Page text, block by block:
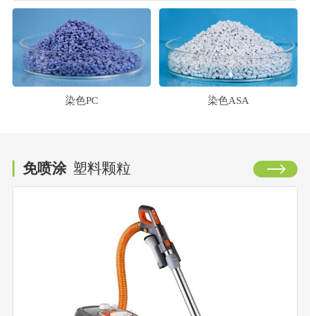
染色PC 染色ASA
免喷涂 塑料颗粒